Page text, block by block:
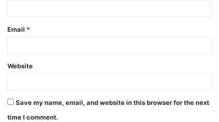
Email *
Website
Save my name, email, and website in this browser for the next
time I comment.